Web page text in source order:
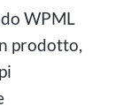
WPML
prodotto,